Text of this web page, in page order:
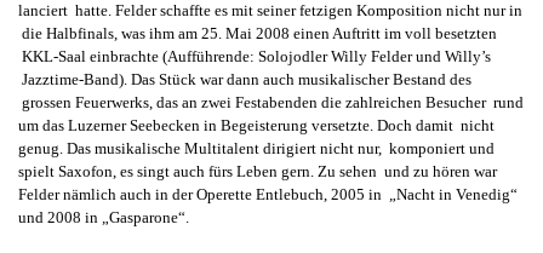
lanciert hatte. Felder schaffte es mit seiner fetzigen Komposition nicht nur in
die Halbfinals, was ihm am 25. Mai 2008 einen Auftritt im voll besetzten
KKL-Saal einbrachte (Aufführende: Solojodler Willy Felder und Willy’s
Jazztime-Band). Das Stück war dann auch musikalischer Bestand des
grossen Feuerwerks, das an zwei Festabenden die zahlreichen Besucher rund
um das Luzerner Seebecken in Begeisterung versetzte. Doch damit nicht
genug. Das musikalische Multitalent dirigiert nicht nur, komponiert und
spielt Saxofon, es singt auch fürs Leben gern. Zu sehen und zu hören war
Felder nämlich auch in der Operette Entlebuch, 2005 in „Nacht in Venedig“
und 2008 in „Gasparone“.